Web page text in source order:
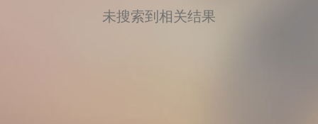
未搜索到相关结果